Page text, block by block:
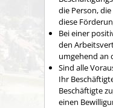
die Person,
diese
Bei einer
den
umgehend an
Sind alle
Ihr
Beschäftigte
einen